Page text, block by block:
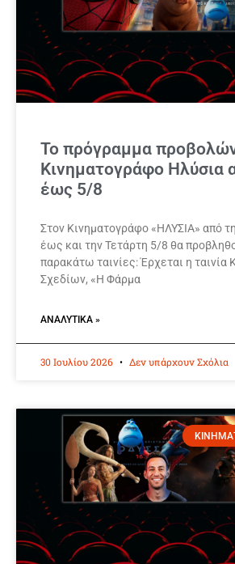
Το πρόγραμμα
Κινηματογράφο Ηλύσια
έως 5/8
Στον Κινηματογράφο «ΗΛΥΣΙΑ» από
έως και την Τετάρτη 5/8 θα
παρακάτω ταινίες: Έρχεται η ταινία
Σχεδίων, «Η Φάρμα
ΑΝΑΛΥΤΙΚΆ »
30 Ιουλίου 2026 Δεν υπάρχουν Σχόλια